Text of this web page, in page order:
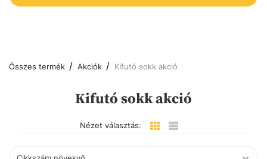
Összes termék Akciók Kifutó sokk akció
Kifutó sokk akció
Nézet választás: